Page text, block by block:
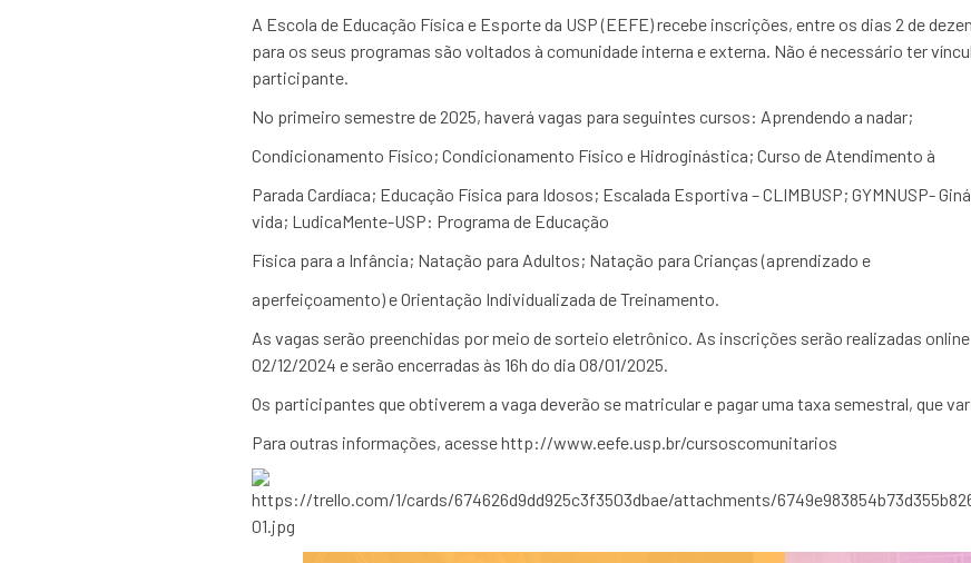
A Escola de Educação Física e Esporte da USP (EEFE) recebe inscrições, entre os dias 2 de
para os seus programas são voltados à comunidade interna e externa. Não é necessário ter
participante.
No primeiro semestre de 2025, haverá vagas para seguintes cursos: Aprendendo a nadar;
Condicionamento Físico; Condicionamento Físico e Hidroginástica; Curso de Atendimento à
Parada Cardíaca; Educação Física para Idosos; Escalada Esportiva – CLIMBUSP; GYMNUSP-
vida; LudicaMente-USP: Programa de Educação
Física para a Infância; Natação para Adultos; Natação para Crianças (aprendizado e
aperfeiçoamento) e Orientação Individualizada de Treinamento.
As vagas serão preenchidas por meio de sorteio eletrônico. As inscrições serão realizadas
02/12/2024 e serão encerradas às 16h do dia 08/01/2025.
Os participantes que obtiverem a vaga deverão se matricular e pagar uma taxa semestral, que
Para outras informações, acesse http://www.eefe.usp.br/cursoscomunitarios